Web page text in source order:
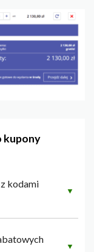
kupony
kodami
▼
▼